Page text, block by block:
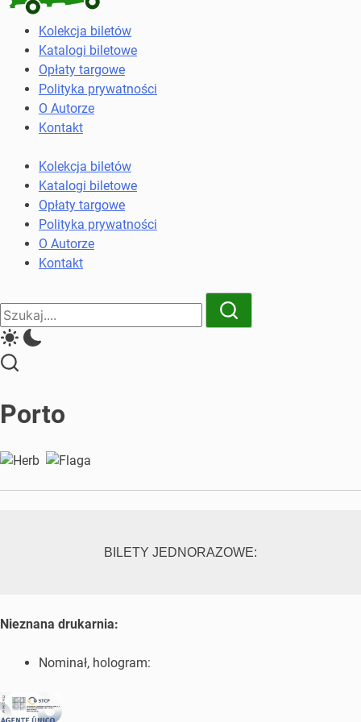
Kolekcja
biletów
komunikacji
miejskiej
kolejowych
Kolekcja biletów
Katalogi biletowe
Opłaty targowe
Polityka prywatności
O Autorze
Kontakt
Kolekcja biletów
Katalogi biletowe
Opłaty targowe
Polityka prywatności
O Autorze
Kontakt
Close
Search
Search
Porto
BILETY JEDNORAZOWE:
Nieznana drukarnia:
Nominał, hologram: